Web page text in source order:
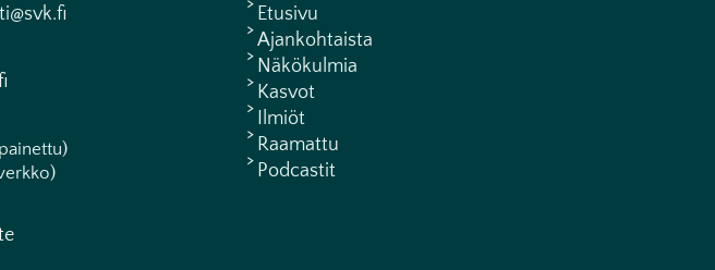
Etusivu
Ajankohtaista
Näkökulmia
Kasvot
Ilmiöt
Raamattu
Podcastit